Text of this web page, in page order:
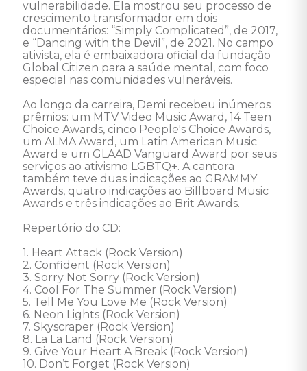
vulnerabilidade. Ela mostrou seu processo de
crescimento transformador em dois
documentários: “Simply Complicated”, de 2017,
e “Dancing with the Devil”, de 2021. No campo
ativista, ela é embaixadora oficial da fundação
Global Citizen para a saúde mental, com foco
especial nas comunidades vulneráveis.
Ao longo da carreira, Demi recebeu inúmeros
prêmios: um MTV Video Music Award, 14 Teen
Choice Awards, cinco People's Choice Awards,
um ALMA Award, um Latin American Music
Award e um GLAAD Vanguard Award por seus
serviços ao ativismo LGBTQ+. A cantora
também teve duas indicações ao GRAMMY
Awards, quatro indicações ao Billboard Music
Awards e três indicações ao Brit Awards.
Repertório do CD:
1. Heart Attack (Rock Version)
2. Confident (Rock Version)
3. Sorry Not Sorry (Rock Version)
4. Cool For The Summer (Rock Version)
5. Tell Me You Love Me (Rock Version)
6. Neon Lights (Rock Version)
7. Skyscraper (Rock Version)
8. La La Land (Rock Version)
9. Give Your Heart A Break (Rock Version)
10. Don’t Forget (Rock Version)